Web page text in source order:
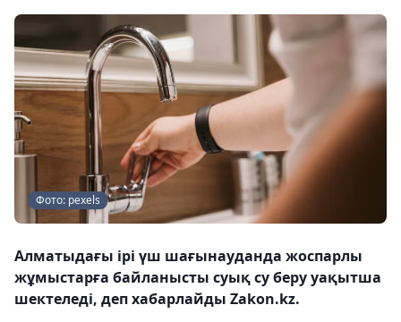
Фото: pexels
Алматыдағы ірі үш шағынауданда жоспарлы
жұмыстарға байланысты суық су беру уақытша
шектеледі, деп хабарлайды Zakon.kz.